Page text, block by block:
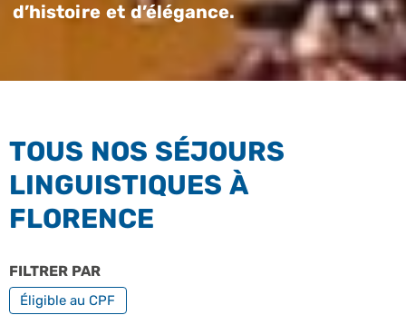
d’histoire et d’élégance.
TOUS NOS SÉJOURS
LINGUISTIQUES À
FLORENCE
FILTRER PAR
Éligible au CPF